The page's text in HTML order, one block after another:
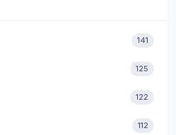
141
125
122
112